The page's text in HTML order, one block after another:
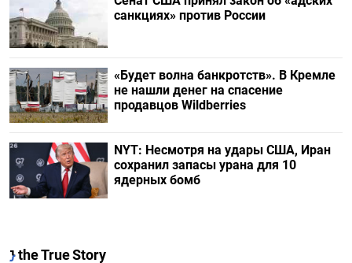
санкциях» против России
«Будет волна банкротств». В Кремле
не нашли денег на спасение
продавцов Wildberries
NYT: Несмотря на удары США, Иран
сохранил запасы урана для 10
ядерных бомб